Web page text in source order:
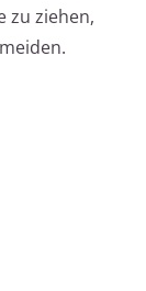
zu ziehen,